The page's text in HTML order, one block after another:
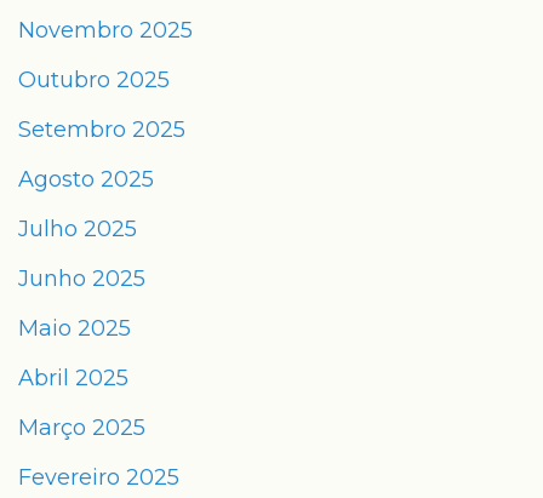
Novembro 2025
Outubro 2025
Setembro 2025
Agosto 2025
Julho 2025
Junho 2025
Maio 2025
Abril 2025
Março 2025
Fevereiro 2025